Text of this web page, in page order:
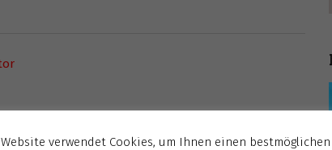
Website verwendet Cookies, um Ihnen einen bestmöglichen